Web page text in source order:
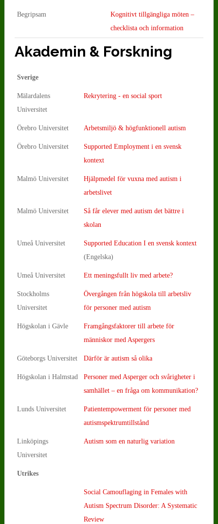
Begripsam
Kognitivt tillgängliga möten –
checklista och information
Akademin & Forskning
Sverige
Mälardalens
Universitet
Rekrytering - en social sport
Örebro Universitet Arbetsmiljö & högfunktionell autism
Örebro Universitet
Supported Employment i en svensk
kontext
Malmö Universitet
Hjälpmedel för vuxna med autism i
arbetslivet
Malmö Universitet
Så får elever med autism det bättre i
skolan
Umeå Universitet
Supported Education I en svensk kontext
(Engelska)
Umeå Universitet Ett meningsfullt liv med arbete?
Stockholms
Universitet
Övergången från högskola till arbetsliv
för personer med autism
Högskolan i Gävle
Framgångsfaktorer till arbete för
människor med Aspergers
Göteborgs Universitet Därför är autism så olika
Högskolan i Halmstad
Personer med Asperger och svårigheter i
samhället – en fråga om kommunikation?
Lunds Universitet
Patientempowerment för personer med
autismspektrumtillstånd
Linköpings
Universitet
Autism som en naturlig variation
Utrikes
Social Camouflaging in Females with
Autism Spectrum Disorder: A Systematic
Review